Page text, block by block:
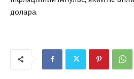
долара.